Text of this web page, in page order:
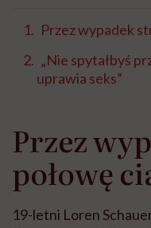
Przez wypadek
„Nie spytałbyś
uprawia seks”
Przez
połowę
19-letni Loren